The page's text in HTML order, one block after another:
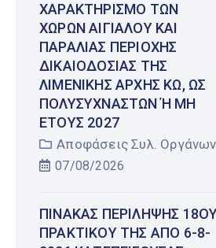
ΧΑΡΑΚΤΗΡΙΣΜΌ ΤΩΝ
ΧΏΡΩΝ ΑΙΓΙΑΛΟΎ ΚΑΙ
ΠΑΡΑΛΊΑΣ ΠΕΡΙΟΧΉΣ
ΔΙΚΑΙΟΔΟΣΊΑΣ ΤΗΣ
ΛΙΜΕΝΙΚΉΣ ΑΡΧΉΣ ΚΩ, ΩΣ
ΠΟΛΥΣΎΧΝΑΣΤΩΝ Ή ΜΗ Έ
ΤΟΥΣ 2027
Αποφάσεις Συλ. Οργάνων
07/08/2026
ΠΊΝΑΚΑΣ ΠΕΡΊΛΗΨΗΣ
ΠΡΑΚΤΙΚΟΎ ΤΗΣ ΑΠΌ 6-8-